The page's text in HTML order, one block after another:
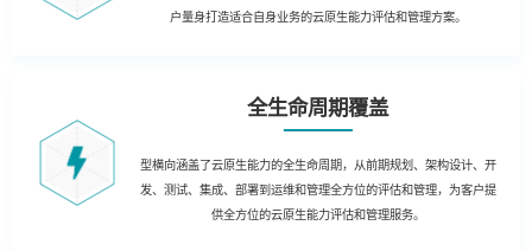
户量身打造适合自身业务的云原生能力评估和管理方案。
全生命周期覆盖
型横向涵盖了云原生能力的全生命周期，从前期规划、架构设计、开
发、测试、集成、部署到运维和管理全方位的评估和管理，为客户提
供全方位的云原生能力评估和管理服务。